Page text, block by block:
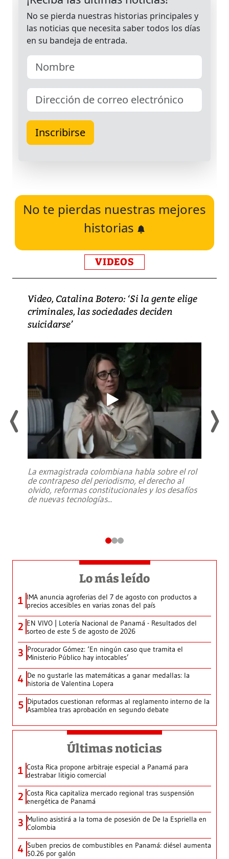
No te pierdas nuestras mejores
historias
VIDEOS
Video, Catalina Botero: ‘Si la gente elige
criminales, las sociedades deciden
suicidarse’
La exmagistrada colombiana habla sobre el rol
de contrapeso del periodismo, el derecho al
olvido, reformas constitucionales y los desafíos
de nuevas tecnologías...
Lo más leído
1 IMA anuncia agroferias del 7 de agosto con productos a
precios accesibles en varias zonas del país
2 EN VIVO | Lotería Nacional de Panamá - Resultados del
sorteo de este 5 de agosto de 2026
3 Procurador Gómez: ‘En ningún caso que tramita el
Ministerio Público hay intocables’
4 De no gustarle las matemáticas a ganar medallas: la
historia de Valentina Lopera
5 Diputados cuestionan reformas al reglamento interno de la
Asamblea tras aprobación en segundo debate
Últimas noticias
1 Costa Rica propone arbitraje especial a Panamá para
destrabar litigio comercial
2 Costa Rica capitaliza mercado regional tras suspensión
energética de Panamá
3 Mulino asistirá a la toma de posesión de De la Espriella en
Colombia
4 Suben precios de combustibles en Panamá: diésel aumenta
$0.26 por galón